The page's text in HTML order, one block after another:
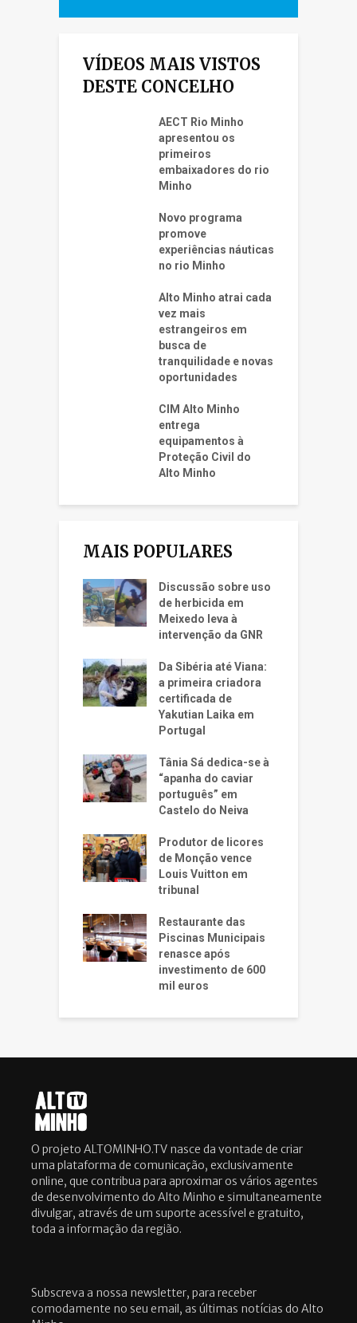
VÍDEOS MAIS VISTOS
DESTE CONCELHO
AECT Rio Minho
apresentou os
primeiros
embaixadores do rio
Minho
Novo programa
promove
experiências náuticas
no rio Minho
Alto Minho atrai cada
vez mais
estrangeiros em
busca de
tranquilidade e novas
oportunidades
CIM Alto Minho
entrega
equipamentos à
Proteção Civil do
Alto Minho
MAIS POPULARES
Discussão sobre uso
de herbicida em
Meixedo leva à
intervenção da GNR
Da Sibéria até Viana:
a primeira criadora
certificada de
Yakutian Laika em
Portugal
Tânia Sá dedica-se à
“apanha do caviar
português” em
Castelo do Neiva
Produtor de licores
de Monção vence
Louis Vuitton em
tribunal
Restaurante das
Piscinas Municipais
renasce após
investimento de 600
mil euros
O projeto ALTOMINHO.TV nasce da vontade de criar
uma plataforma de comunicação, exclusivamente
online, que contribua para aproximar os vários agentes
de desenvolvimento do Alto Minho e simultaneamente
divulgar, através de um suporte acessível e gratuito,
toda a informação da região.
Subscreva a nossa newsletter, para receber
comodamente no seu email, as últimas notícias do Alto